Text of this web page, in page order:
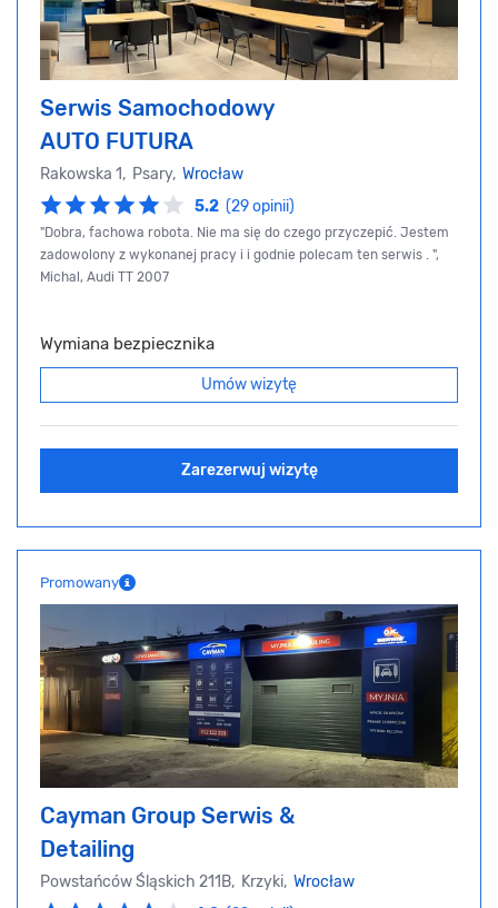
Serwis Samochodowy
AUTO FUTURA
Rakowska 1, Psary, Wrocław
5.2 (29 opinii)
"Dobra, fachowa robota. Nie ma się do czego przyczepić. Jestem
zadowolony z wykonanej pracy i i godnie polecam ten serwis . ",
Michal, Audi TT 2007
Wymiana bezpiecznika
Umów wizytę
Zarezerwuj wizytę
Promowany
Cayman Group Serwis &
Detailing
Powstańców Śląskich 211B, Krzyki, Wrocław